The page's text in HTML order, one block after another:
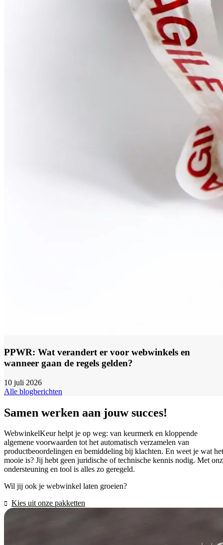
PPWR: Wat verandert er voor webwinkels en
wanneer gaan de regels gelden?
10 juli 2026
Alle blogberichten
Samen werken aan jouw succes!
WebwinkelKeur helpt je op weg: van keurmerk en kloppende
algemene voorwaarden tot het automatisch verzamelen van
productbeoordelingen en bemiddeling bij klachten. En weet je wat het
mooie is? Jij hebt geen juridische of technische kennis nodig. Met
ondersteuning en tool is alles zo geregeld.
Wil jij ook je webwinkel laten groeien?
Kies uit onze pakketten